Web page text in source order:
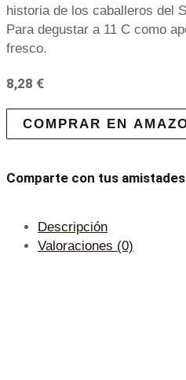
historia de los caballeros del
Para degustar a 11 C como
fresco.
8,28 €
COMPRAR EN
Comparte con tus
Descripción
Valoraciones (0)